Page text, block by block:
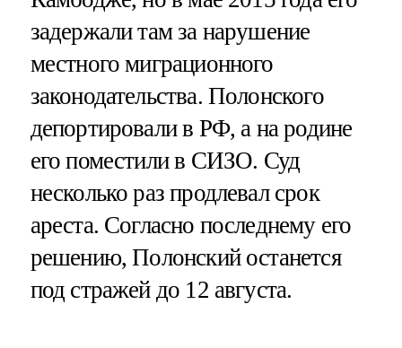
задержали там за нарушение
местного миграционного
законодательства. Полонского
депортировали в РФ, а на родине
его поместили в СИЗО. Суд
несколько раз продлевал срок
ареста. Согласно последнему его
решению, Полонский останется
под стражей до 12 августа.